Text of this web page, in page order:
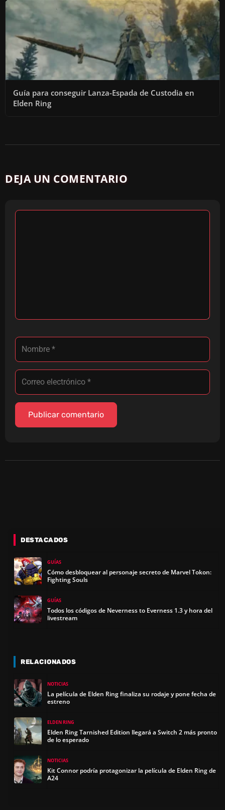
Guía para conseguir Lanza-Espada de Custodia en
Elden Ring
DEJA UN COMENTARIO
DESTACADOS
GUÍAS
Cómo desbloquear al personaje secreto de Marvel Tokon:
Fighting Souls
GUÍAS
Todos los códigos de Neverness to Everness 1.3 y hora del
livestream
RELACIONADOS
NOTICIAS
La película de Elden Ring finaliza su rodaje y pone fecha de
estreno
ELDEN RING
Elden Ring Tarnished Edition llegará a Switch 2 más pronto
de lo esperado
NOTICIAS
Kit Connor podría protagonizar la película de Elden Ring de
A24